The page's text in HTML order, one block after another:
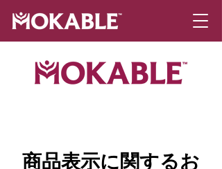
商品表示に関するお